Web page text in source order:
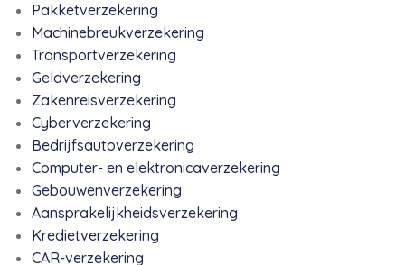
Pakketverzekering
Machinebreukverzekering
Transportverzekering
Geldverzekering
Zakenreisverzekering
Cyberverzekering
Bedrijfsautoverzekering
Computer- en elektronicaverzekering
Gebouwenverzekering
Aansprakelijkheidsverzekering
Kredietverzekering
CAR-verzekering